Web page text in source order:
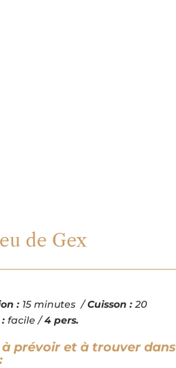
de Gex
: 15 minutes /Cuisson :20
facile /4 pers.
prévoir et à trouver dans